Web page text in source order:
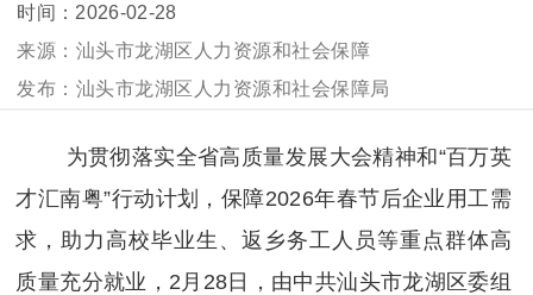
2026-02-28
汕头市龙湖区人力资源和社会保障
汕头市龙湖区人力资源和社会保障局
为贯彻落实全省高质量发展大会精神和“百万英
才汇南粤”行动计划，保障2026年春节后企业用工需
求，助力高校毕业生、返乡务工人员等重点群体高
质量充分就业，2月28日，由中共汕头市龙湖区委组